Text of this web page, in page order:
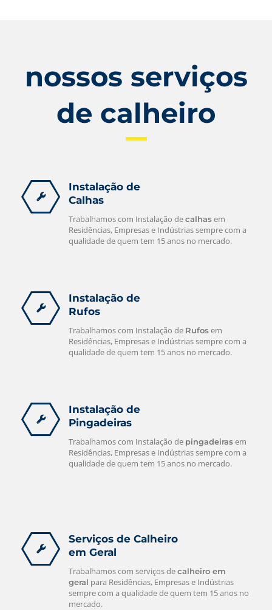
nossos serviços
de calheiro
Instalação de
Calhas
Trabalhamos com Instalação decalhasem
Residências, Empresas e Indústrias sempre com a
qualidade de quem tem 15 anos no mercado.
Instalação de
Rufos
Trabalhamos com Instalação de Rufosem
Residências, Empresas e Indústrias sempre com a
qualidade de quem tem 15 anos no mercado.
Instalação de
Pingadeiras
Trabalhamos com Instalação de pingadeirasem
Residências, Empresas e Indústrias sempre com a
qualidade de quem tem 15 anos no mercado.
Serviços de Calheiro
em Geral
Trabalhamos com serviços decalheiro em
geral para Residências, Empresas e Indústrias
sempre com a qualidade de quem tem 15 anos no
mercado.